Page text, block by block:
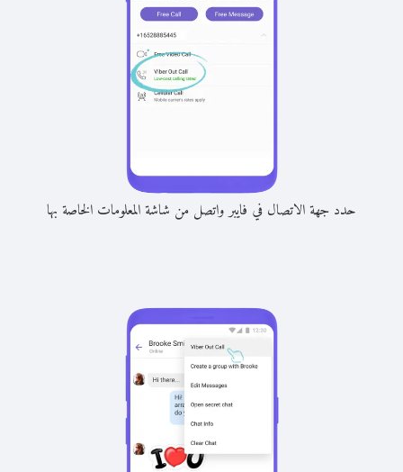
حدد جهة الاتصال في فايبر واتصل من شاشة المعلومات الخاصة بها